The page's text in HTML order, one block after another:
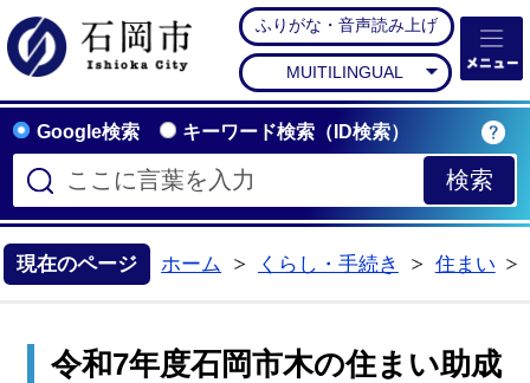
石岡市公式ホームペー
ふりがな・音声読み上げ
MUITILINGUAL
Google検索 キーワード検索（ID検索）
現在のページ ホーム
くらし・手続き
住まい
令和7年度石岡市木の住まい助成